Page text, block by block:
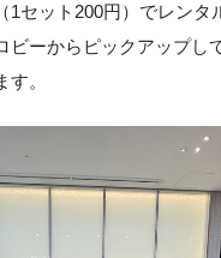
1セット200円）でレンタ
ビーからピックアップし
。